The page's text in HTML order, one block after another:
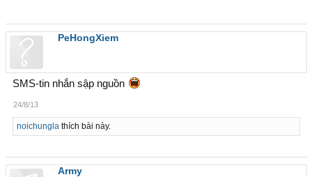
PeHongXiem
SMS-tin nhắn sập nguồn
24/8/13
noichungla thích bài này.
Army